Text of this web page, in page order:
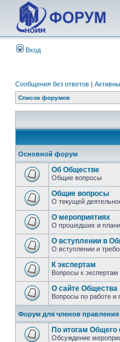
Вход
Сообщения без ответов |
Список форумов
Основной форум
Об Обществе
Общие вопросы
Общие вопросы
О текущей
О мероприятиях
О прошедших и
О вступлении в
О вступлении и
К экспертам
Вопросы к
О сайте Общества
Вопросы по работе и
Форум для членов правления
По итогам Общего
Обсуждение